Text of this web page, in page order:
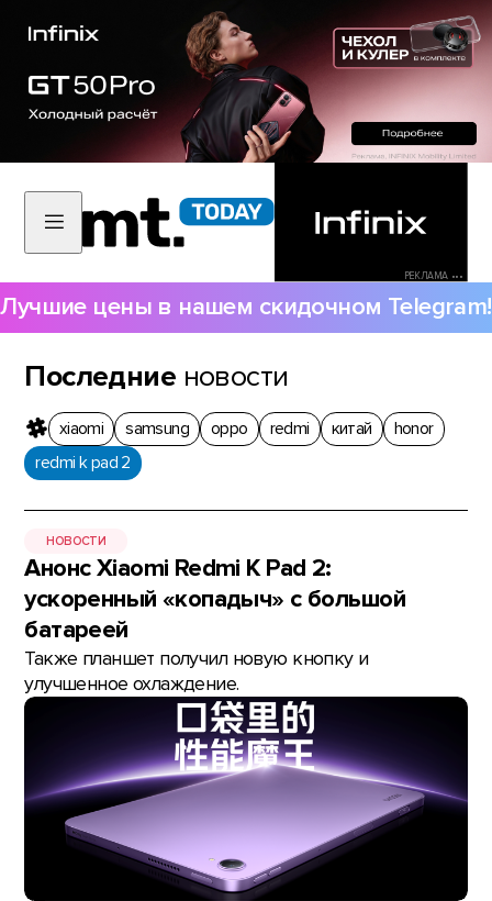
РЕКЛАМА •••
Лучшие цены в нашем скидочном Telegram!
Последние новости
xiaomi samsung oppo redmi китай
honor
redmi k pad 2
НОВОСТИ
Анонс Xiaomi Redmi K Pad 2:
ускоренный «копадыч» с большой
батареей
Также планшет получил новую кнопку и
улучшенное охлаждение.